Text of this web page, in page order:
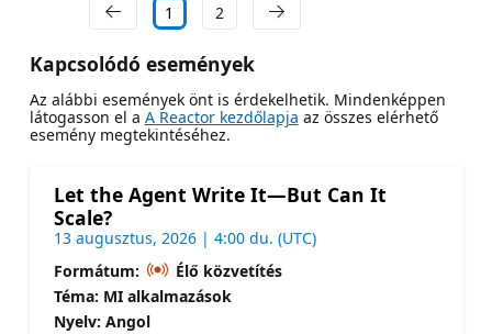
1 2
Kapcsolódó események
Az alábbi események önt is érdekelhetik. Mindenképpen
látogasson el a A Reactor kezdőlapja az összes elérhető
esemény megtekintéséhez.
Let the Agent Write It—But Can It
Scale?
13 augusztus, 2026 | 4:00 du. (UTC)
Formátum:
Élő közvetítés
Téma: MI alkalmazások
Nyelv: Angol